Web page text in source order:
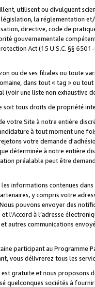
utilisent ou divulguent
la réglementation
directive, code de
gouvernementale
Act (15 U.S.C. §§
ou de ses filiales ou toute
dans tout « tag » ou
(voir une liste non exhaustive
soit tous droits de propriété
votre Site à notre entière
à tout moment une
votre demande
déterminée à notre entière
préalable peut être
les informations contenues
y compris votre
pouvons envoyer des
l'Accord à l’adresse
autres communications
participant au
vous délivrerez tous les
gratuite et nous proposons
quelconques sociétés à